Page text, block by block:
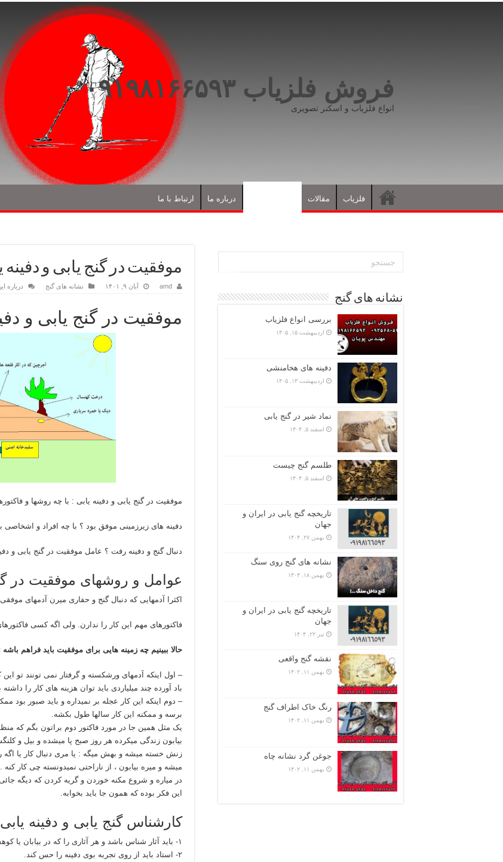
فروش فلزیاب ۰۹۱۹۸۱۶۶۵۹۳
انواع فلزیاب و اسکنر تصویری
فلزیاب مقالات درباره ما ارتباط با ما
موفقیت در گنج یابی و دفینه
amd آبان ۹, ۱۴۰۱ نشانه های گنج درباره
موفقیت در گنج یابی و
موفقیت در گنج یابی و دفینه یابی : با چه روشها و
دفینه های زیرزمینی موفق بود ؟ با چه افراد و اشخاصی
دنبال گنج و دفینه رفت ؟ عامل موفقیت در گنج یابی و
عوامل و روشهای موفقیت در
اکثرا آدمهایی که دنبال گنج و حفاری میرن آدمهای
فاکتورهای مهم این کار را ندارن. ولی اگه کسی
حالا ببینیم چه زمینه هایی برای موفقیت باید فراهم باشه
– اول اینکه آدمهای ورشکسته و گرفتار نمی تونند تو
باد آورده چند میلیاردی باید توان هزینه های کار را داشته
– دوم اینکه این کار عجله بر نمیداره و باید صبور
برسه و ممکنه این کار سالها طول بکشه.
یک مثل همین جا در مورد فاکتور دوم براتون بگم که
بیابون زندگی میکرده هر روز صبح پا میشده و بیل و
زنش خسته میشه و بهش میگه : یا مری دنبال کار یا اگه
میشه و میره بیابون ، از ناراحتی نمیدونسته چی کار
در میاره و شروع مکنه خوردن و گریه کردن که دیگه
این فکر بوده که همون جا باید بخوابه.
کارشناس گنج یابی و دفینه یابی
۱- باید آثار شناس باشد و هر آثاری را که در بیابان یا کوهستان یا هر جایی می بیند معنای آن را بداند.
۲- استاد باید از روی تجربه بوی دفینه را حس کند.
نشانه های گنج
بررسی انواع فلزیاب
اردیبهشت ۱۵, ۱۴۰۵
دفینه های هخامنشی
اردیبهشت ۱۳, ۱۴۰۵
نماد شیر در گنج یابی
اسفند ۵, ۱۴۰۴
طلسم گنج چیست
اسفند ۵, ۱۴۰۴
تاریخچه گنج‌ یابی در ایران و
جهان
بهمن ۲۷, ۱۴۰۴
نشانه های گنج روی سنگ
بهمن ۱۸, ۱۴۰۴
تاریخچه گنج‌ یابی در ایران و
جهان
تیر ۲۲, ۱۴۰۴
نقشه گنج واقعی
بهمن ۱۱, ۱۴۰۲
رنگ خاک اطراف گنج
بهمن ۱۱, ۱۴۰۲
جوغن گرد نشانه چاه
بهمن ۱۱, ۱۴۰۲